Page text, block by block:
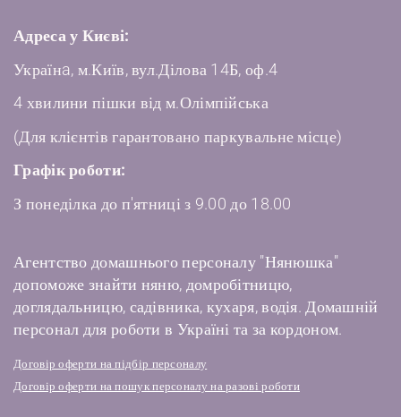
Адреса у Києві:
Українa, м.Київ, вул.Ділова 14Б, оф.4
4 хвилини пішки від м.Олімпійська
(Для клієнтів гарантовано паркувальне місце)
Графік роботи:
З понеділка до п'ятниці з 9.00 до 18.00
Агентство домашнього персоналу "Нянюшка"
допоможе знайти няню, домробітницю,
доглядальницю, садівника, кухаря, водія. Домашній
персонал для роботи в Україні та за кордоном.
Договір оферти на підбір персоналу
Договір оферти на пошук персоналу на разові роботи